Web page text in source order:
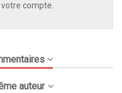
compte.
auteur